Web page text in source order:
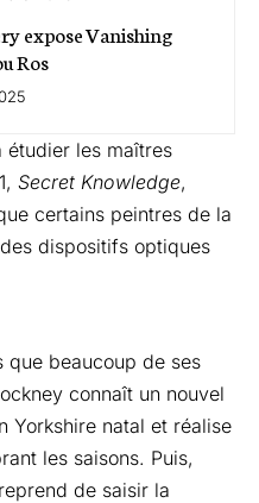
expose Vanishing
Ros
étudier les maîtres
Secret Knowledge,
certains peintres de la
dispositifs optiques
que beaucoup de ses
connaît un nouvel
Yorkshire natal et réalise
les saisons. Puis,
de saisir la